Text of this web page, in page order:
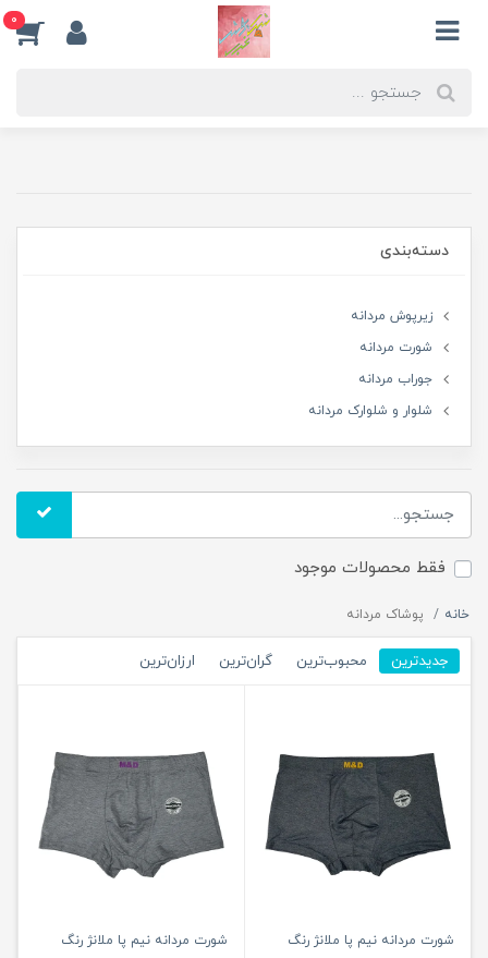
0
دسته‌بندی
زیرپوش مردانه
شورت مردانه
جوراب مردانه
شلوار و شلوارک مردانه
فقط محصولات موجود
خانه پوشاک مردانه
جدیدترین محبوب‌ترین گران‌ترین ارزان‌ترین
شورت مردانه نیم پا ملانژ رنگ
شورت مردانه نیم پا ملانژ رنگ